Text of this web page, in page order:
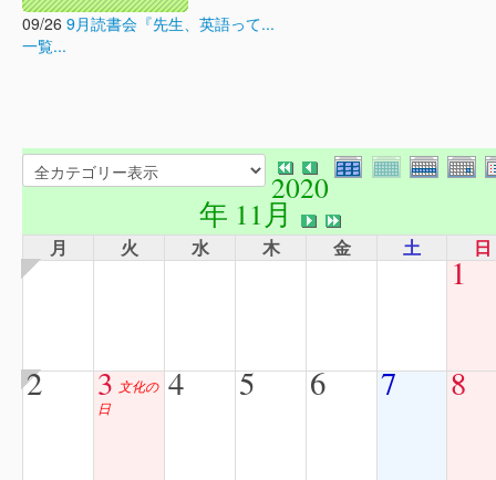
09/26 9月読書会『先生、英語って...
一覧...
2020
年 11月
月 火 水 木 金 土 日
1
2 3 文化の
日
4 5 6 7 8